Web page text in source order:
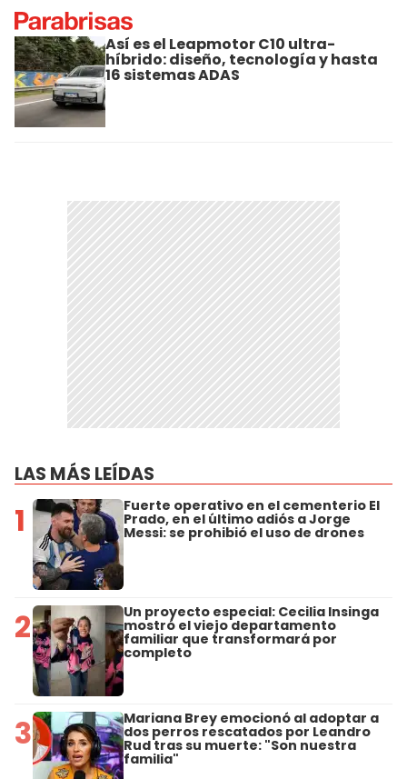
Así es el Leapmotor C10 ultra-
híbrido: diseño, tecnología y hasta
16 sistemas ADAS
LAS MÁS LEÍDAS
1 Fuerte operativo en el cementerio El
Prado, en el último adiós a Jorge
Messi: se prohibió el uso de drones
2 Un proyecto especial: Cecilia Insinga
mostró el viejo departamento
familiar que transformará por
completo
3 Mariana Brey emocionó al adoptar a
dos perros rescatados por Leandro
Rud tras su muerte: "Son nuestra
familia"